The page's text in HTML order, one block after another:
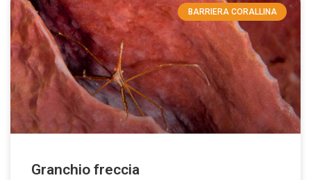
BARRIERA CORALLINA
Granchio freccia